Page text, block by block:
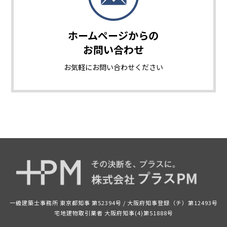
ホームページからの
お問い合わせ
お気軽にお問い合わせください
一級建築士事務所 東京都知事 第52394号 / 大阪府知事登録（チ）第12493号
宅地建物取引業者 大阪府知事(4)第51888号